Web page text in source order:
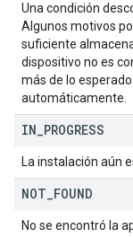
Una condición
Algunos motivos
suficiente
dispositivo no es
más de lo
automáticamente.
IN PROGRESS
La instalación aún
NOT FOUND
No se encontró la